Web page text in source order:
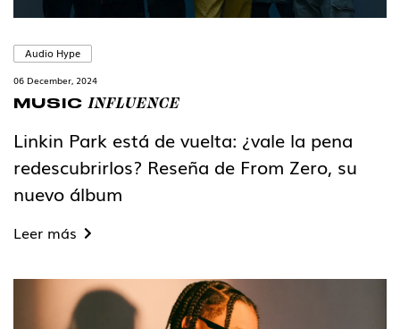
Audio Hype
06 December, 2024
MUSICINFLUENCE
Linkin Park está de vuelta: ¿vale la pena
redescubrirlos? Reseña de From Zero, su
nuevo álbum
Leer más